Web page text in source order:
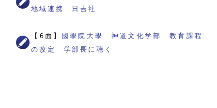
地域連携 日吉社
【6面】
國學院大學 神道文化学部 教育課程
の改定 学部長に聴く